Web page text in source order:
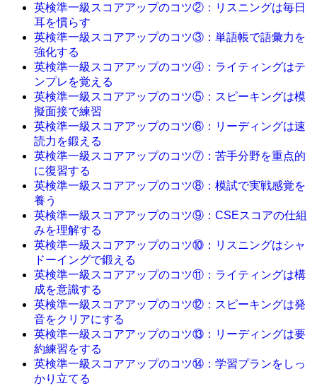
英検準一級スコアアップのコツ②：リスニングは毎日
耳を慣らす
英検準一級スコアアップのコツ③：単語帳で語彙力を
強化する
英検準一級スコアアップのコツ④：ライティングはテ
ンプレを覚える
英検準一級スコアアップのコツ⑤：スピーキングは模
擬面接で練習
英検準一級スコアアップのコツ⑥：リーディングは速
読力を鍛える
英検準一級スコアアップのコツ⑦：苦手分野を重点的
に復習する
英検準一級スコアアップのコツ⑧：模試で実戦感覚を
養う
英検準一級スコアアップのコツ⑨：CSEスコアの仕組
みを理解する
英検準一級スコアアップのコツ⑩：リスニングはシャ
ドーイングで鍛える
英検準一級スコアアップのコツ⑪：ライティングは構
成を意識する
英検準一級スコアアップのコツ⑫：スピーキングは発
音をクリアにする
英検準一級スコアアップのコツ⑬：リーディングは要
約練習をする
英検準一級スコアアップのコツ⑭：学習プランをしっ
かり立てる